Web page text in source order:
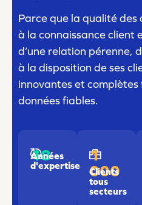
Parce que la qualité des
à la connaissance client
d’une relation pérenne,
à la disposition de ses
innovantes et
données fiables.
18
Années
d'expertise
1
000
Clients
tous
secteurs